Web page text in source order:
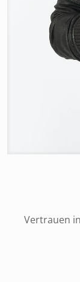
Vertrauen